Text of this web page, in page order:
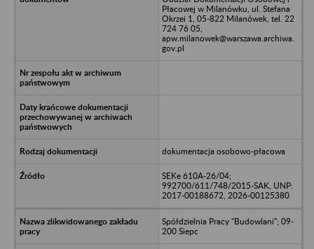
Płacowej w Milanówku, ul. Stefana
Okrzei 1, 05-822 Milanówek, tel. 22
724 76 05,
apw.milanowek@warszawa.archiwa.
gov.pl
dokumentacja osobowo-płacowa
SEKe 610A-26/04;
992700/611/748/2015-SAK, UNP:
2017-00188672, 2026-00125380
Spółdzielnia Pracy "Budowlani"; 09-
200 Siepc